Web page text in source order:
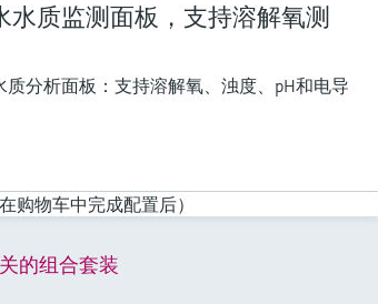
水质监测面板，支持溶解氧测
质分析面板：支持溶解氧、浊度、pH和电导
购物车中完成配置后）
的组合套装